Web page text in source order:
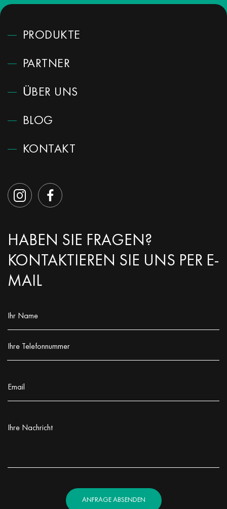
PRODUKTE
PARTNER
ÜBER UNS
BLOG
KONTAKT
HABEN SIE FRAGEN?
KONTAKTIEREN SIE UNS PER E-
MAIL
Ihr Name
Ihre Telefonnummer
Email
Ihre Nachricht
ANFRAGE ABSENDEN